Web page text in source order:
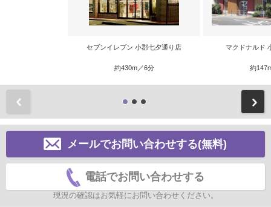
セブンイレブン 小郡七夕通り店
約430m／6分
マクドナルド
約
メールでお問い合わせする(無料)
電話でお問い合わせする
現況の確認はお気軽にお問い合わせください。